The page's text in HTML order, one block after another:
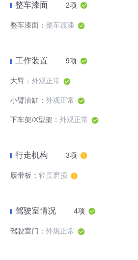
整车漆面 2项
整车漆面： 整车原漆
工作装置 9项
大臂： 外观正常
小臂油缸： 外观正常
下车架/X型架： 外观正常
行走机构 3项
履带板： 轻度磨损
驾驶室情况 4项
驾驶室门： 外观正常